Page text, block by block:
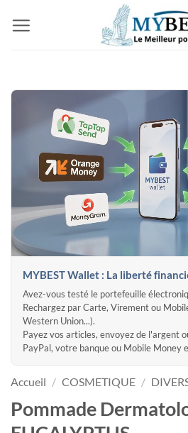
au
MYBEST Wallet : La liberté
Avez-vous testé le portefeuille
Rechargez par Carte, Virement ou
Western Union...).
Payez vos articles, envoyez de l'argent
PayPal, votre banque ou Mobile Money
Accueil / COSMETIQUE /
Pommade